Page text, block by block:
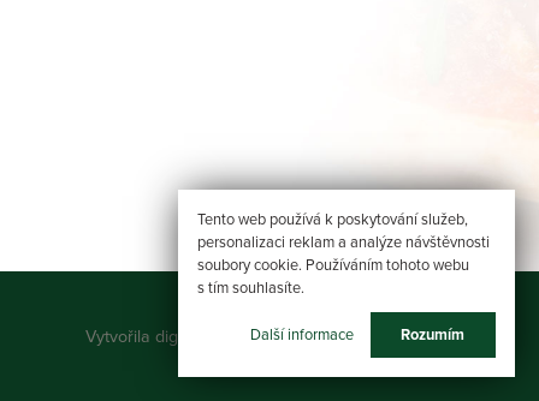
Tento web používá k poskytování služeb,
personalizaci reklam a analýze návštěvnosti
soubory cookie. Používáním tohoto webu
s tím souhlasíte.
Další informace Rozumím
Vytvořila digitální agenturaUVM Interactive, s.r.o.